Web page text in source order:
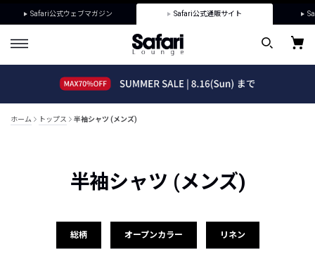
Safari公式ウェブマガジン Safari公式通販サイト
ホーム トップス 半袖シャツ (メンズ)
半袖シャツ (メンズ)
総柄 オープンカラー リネン